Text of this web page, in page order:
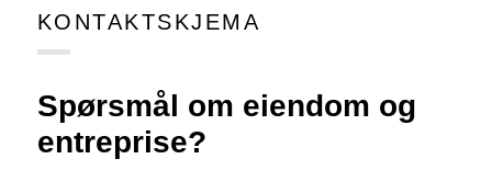
KONTAKTSKJEMA
Spørsmål om eiendom og
entreprise?